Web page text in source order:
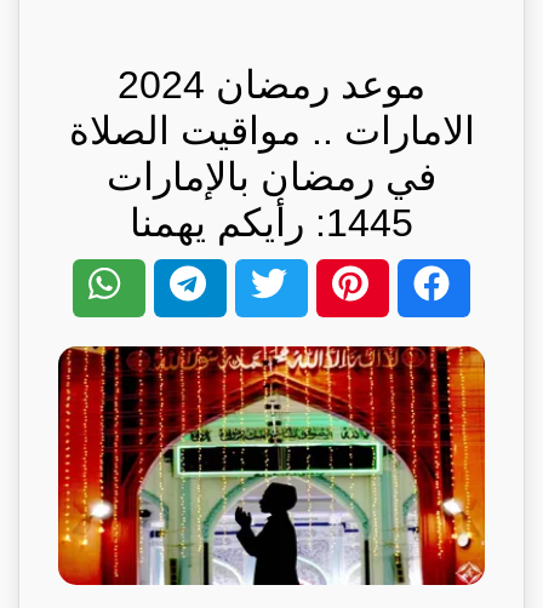
موعد رمضان 2024
الامارات .. مواقيت الصلاة
في رمضان بالإمارات
1445: رأيكم يهمنا